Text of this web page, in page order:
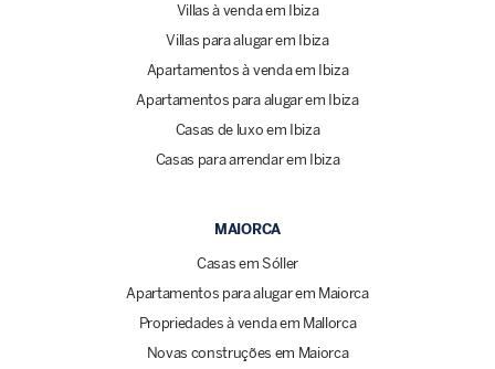
Villas à venda em Ibiza
Villas para alugar em Ibiza
Apartamentos à venda em Ibiza
Apartamentos para alugar em Ibiza
Casas de luxo em Ibiza
Casas para arrendar em Ibiza
MAIORCA
Casas em Sóller
Apartamentos para alugar em Maiorca
Propriedades à venda em Mallorca
Novas construções em Maiorca